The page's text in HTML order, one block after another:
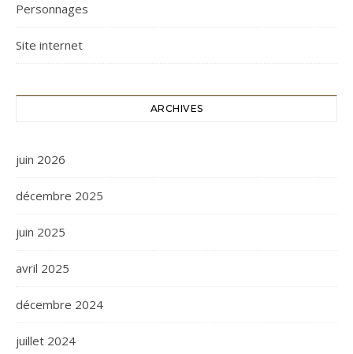
Personnages
Site internet
ARCHIVES
juin 2026
décembre 2025
juin 2025
avril 2025
décembre 2024
juillet 2024